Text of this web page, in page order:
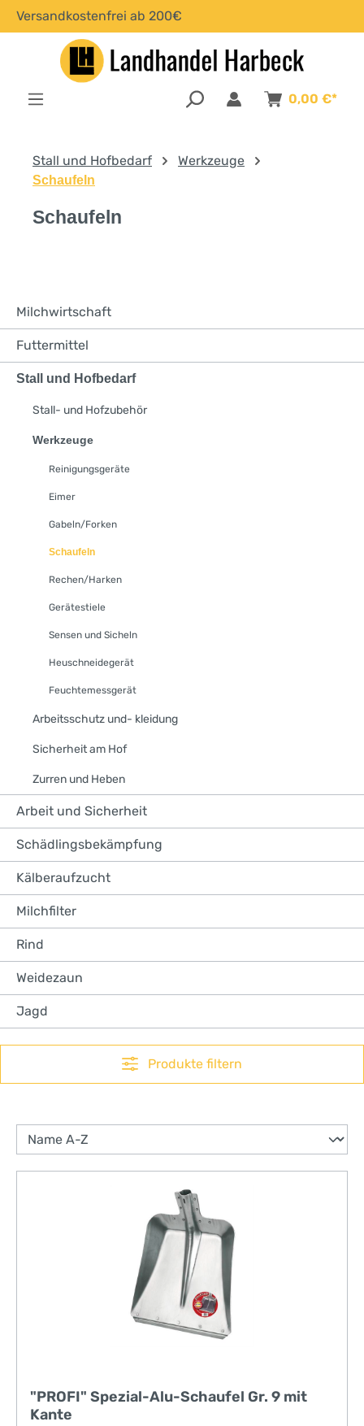
springen
Versandkostenfrei ab 200€
0,00 €*
Stall und Hofbedarf Werkzeuge
Schaufeln
Schaufeln
Milchwirtschaft
Futtermittel
Stall und Hofbedarf
Stall- und Hofzubehör
Werkzeuge
Reinigungsgeräte
Eimer
Gabeln/Forken
Schaufeln
Rechen/Harken
Gerätestiele
Sensen und Sicheln
Heuschneidegerät
Feuchtemessgerät
Arbeitsschutz und- kleidung
Sicherheit am Hof
Zurren und Heben
Arbeit und Sicherheit
Schädlingsbekämpfung
Kälberaufzucht
Milchfilter
Rind
Weidezaun
Jagd
Produkte filtern
"PROFI" Spezial-Alu-Schaufel Gr. 9 mit
Kante